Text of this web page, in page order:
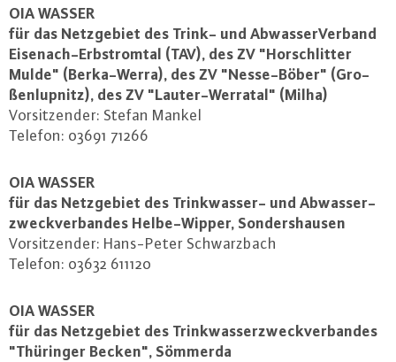
OIA WASSER
für das Netz­ge­biet des Trink- und Ab­was­ser­Ver­band
Ei­se­nach-Erb­strom­tal (TAV), des ZV "Hor­schlit­ter
Mulde" (Ber­ka-Wer­ra), des ZV "Nes­se-Böb­er" (Gro­
ßen­lupnitz), des ZV "Lau­ter-Wer­ra­tal" (Milha)
Vor­sit­zen­der: Stefan Mankel
Telefon: 03691 71266
OIA WASSER
für das Netz­ge­biet des Trink­was­ser- und Ab­was­ser­
zweck­ver­ban­des Hel­be-Wip­per, Son­ders­hau­sen
Vor­sit­zen­der: Hans-Pe­ter Schwarz­bach
Telefon: 03632 611120
OIA WASSER
für das Netz­ge­biet des Trink­was­ser­zweck­ver­ban­des
"Thüringer Becken", Sömmerda